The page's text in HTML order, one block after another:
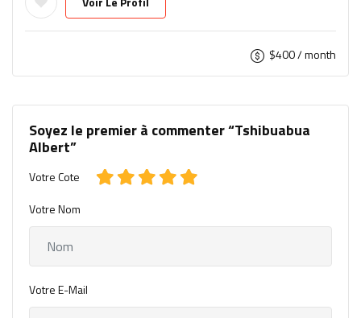
$400/ month
Soyez le premier à commenter “Tshibuabua
Albert”
Votre Cote
Votre Nom
Votre E-Mail